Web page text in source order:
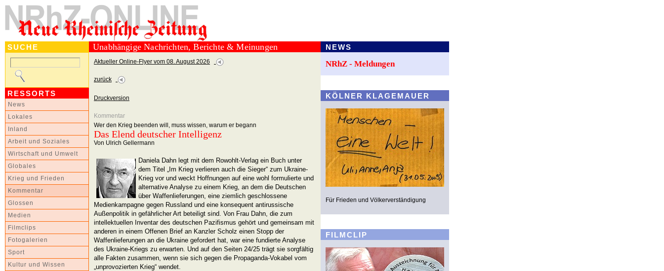
SUCHE
RESSORTS
News
Lokales
Inland
Arbeit und Soziales
Wirtschaft und Umwelt
Globales
Krieg und Frieden
Kommentar
Glossen
Medien
Filmclips
Fotogalerien
Sport
Kultur und Wissen
Unabhängige Nachrichten, Berichte & Meinungen
Aktueller Online-Flyer vom 08. August 2026
zurück
Druckversion
Kommentar
Wer den Krieg beenden will, muss wissen, warum er begann
Das Elend deutscher Intelligenz
Von Ulrich Gellermann
Daniela Dahn legt mit dem Rowohlt-Verlag ein Buch unter
dem Titel „Im Krieg verlieren auch die Sieger“ zum Ukraine-
Krieg vor und weckt Hoffnungen auf eine wohl formulierte und
alternative Analyse zu einem Krieg, an dem die Deutschen
über Waffenlieferungen, eine ziemlich geschlossene
Medienkampagne gegen Russland und eine konsequent antirussische
Außenpolitik in gefährlicher Art beteiligt sind. Von Frau Dahn, die zum
intellektuellen Inventar des deutschen Pazifismus gehört und gemeinsam mit
anderen in einem Offenen Brief an Kanzler Scholz einen Stopp der
Waffenlieferungen an die Ukraine gefordert hat, war eine fundierte Analyse
des Ukraine-Kriegs zu erwarten. Und auf den Seiten 24/25 trägt sie sorgfältig
alle Fakten zusammen, wenn sie sich gegen die Propaganda-Vokabel vom
„unprovozierten Krieg“ wendet.
NEWS
NRhZ - Meldungen
KÖLNER KLAGEMAUER
Für Frieden und Völkerverständigung
FILMCLIP